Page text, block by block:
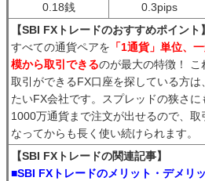
0.18銭 0.3pips
【SBI FXトレードのおすすめポイント】
すべての通貨ペアを 「1通貨」単位、
模から取引できるのが最大の特徴！
取引ができるFX口座を探している方は
たいFX会社です。スプレッドの狭さ
1000万通貨まで注文が出せるので、
なってからも長く使い続けられます。
【SBI FXトレードの関連記事】
■SBI FXトレードのメリット・デメリ